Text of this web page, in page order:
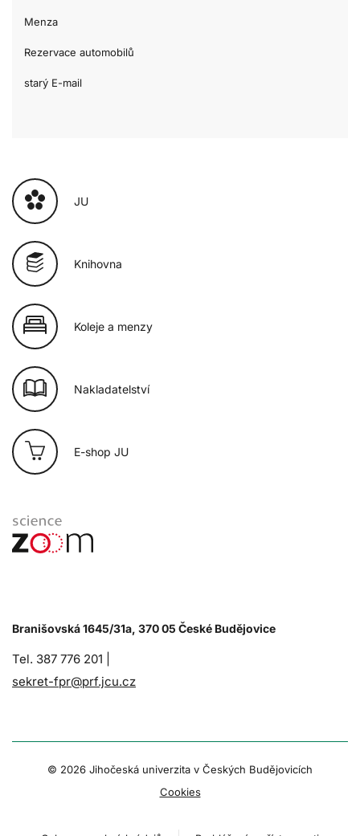
Menza
Rezervace automobilů
starý E-mail
JU
Knihovna
Koleje a menzy
Nakladatelství
E-shop JU
Branišovská 1645/31a, 370 05 České Budějovice
Tel. 387 776 201 |
sekret-fpr@prf.jcu.cz
© 2026 Jihočeská univerzita v Českých Budějovicích
Cookies